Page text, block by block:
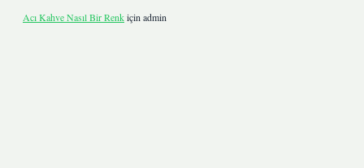
Acı Kahve Nasıl Bir Renkiçin admin